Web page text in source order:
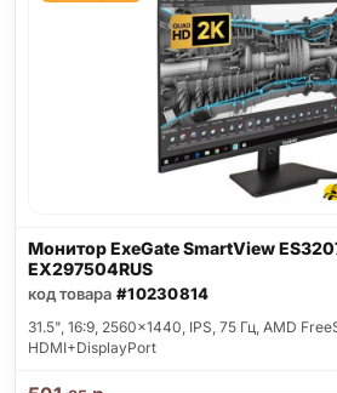
Монитор ExeGate SmartView
EX297504RUS
код товара #10230814
31.5", 16:9, 2560x1440, IPS, 75 Гц, AMD
HDMI+DisplayPort